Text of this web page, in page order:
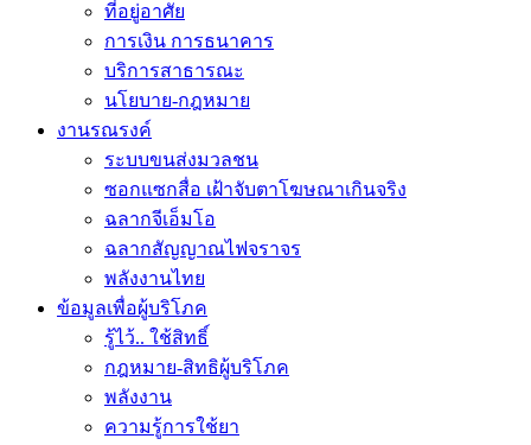
ที่อยู่อาศัย
การเงิน การธนาคาร
บริการสาธารณะ
นโยบาย-กฎหมาย
งานรณรงค์
ระบบขนส่งมวลชน
ซอกแซกสื่อ เฝ้าจับตาโฆษณาเกินจริง
ฉลากจีเอ็มโอ
ฉลากสัญญาณไฟจราจร
พลังงานไทย
ข้อมูลเพื่อผู้บริโภค
รู้ไว้.. ใช้สิทธิ์
กฎหมาย-สิทธิผู้บริโภค
พลังงาน
ความรู้การใช้ยา